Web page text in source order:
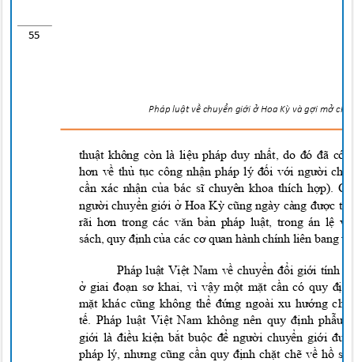
55
Pháp luật vềchuyển giớiởHoaKỳvà gợi mởcho
thuật không còn là liệu pháp duy nhất, do đó đã
hơn về thủ tục công nhận pháp ly đối với người
cần xác nhận của bác sĩ chuyên khoa thích hợp).
người chuyển giới ở Hoa Kỳ cũng ngày càng được
rãi hơn trong các văn bản pháp luật, trong án lệ
sách, quy định của các cơ quan hành chính liên bang
Pháp luật Việt Nam về chuyển đổi giới tính
ở giai đoạn sơ khai, vì vậy một mặt cần có quy
mặt khác cũng không thể đứng ngoài xu hướng
tế. Pháp luật Việt Nam không nên quy định phẫu
giới là điều kiện bắt buộc để người chuyển giới
pháp ly , nhưng cũng cần quy định chặt chẽ về hồ